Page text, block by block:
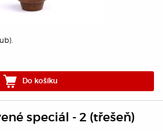
Do košíku
speciál - 2 (třešeň)